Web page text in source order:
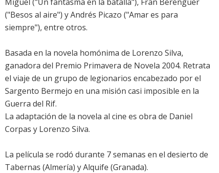
("Besos al aire") y Andrés Picazo ("Amar es para
siempre"), entre otros.
Basada en la novela homónima de Lorenzo Silva,
ganadora del Premio Primavera de Novela 2004. Retrata
el viaje de un grupo de legionarios encabezado por el
Sargento Bermejo en una misión casi imposible en la
Guerra del Rif.
La adaptación de la novela al cine es obra de Daniel
Corpas y Lorenzo Silva.
La película se rodó durante 7 semanas en el desierto de
Tabernas (Almería) y Alquife (Granada).